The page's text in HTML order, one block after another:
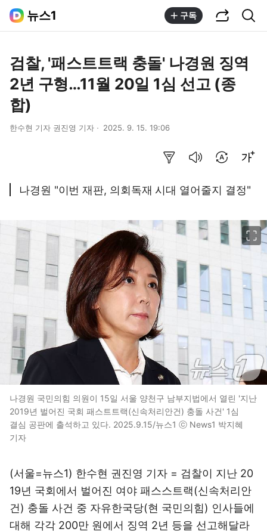
뉴스1 구독
검찰, '패스트트랙 충돌' 나경원 징역
2년 구형…11월 20일 1심 선고 (종
합)
한수현 기자 권진영 기자 2025. 9. 15. 19:06
나경원 "이번 재판, 의회독재 시대 열어줄지 결정"
나경원 국민의힘 의원이 15일 서울 양천구 남부지법에서 열린 '지난
2019년 벌어진 국회 패스트트랙(신속처리안건) 충돌 사건' 1심
결심 공판에 출석하고 있다. 2025.9.15/뉴스1 ⓒ News1 박지혜
기자
(서울=뉴스1) 한수현 권진영 기자 = 검찰이 지난 20
19년 국회에서 벌어진 여야 패스스트랙(신속처리안
건) 충돌 사건 중 자유한국당(현 국민의힘) 인사들에
대해 각각 200만 원에서 징역 2년 등을 선고해달라